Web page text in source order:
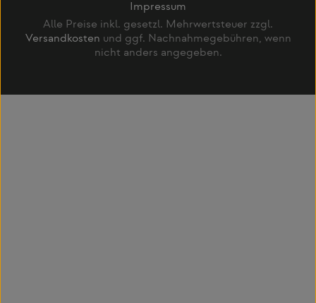
Impressum
Alle Preise inkl. gesetzl. Mehrwertsteuer zzgl.
Versandkosten und ggf. Nachnahmegebühren, wenn
nicht anders angegeben.